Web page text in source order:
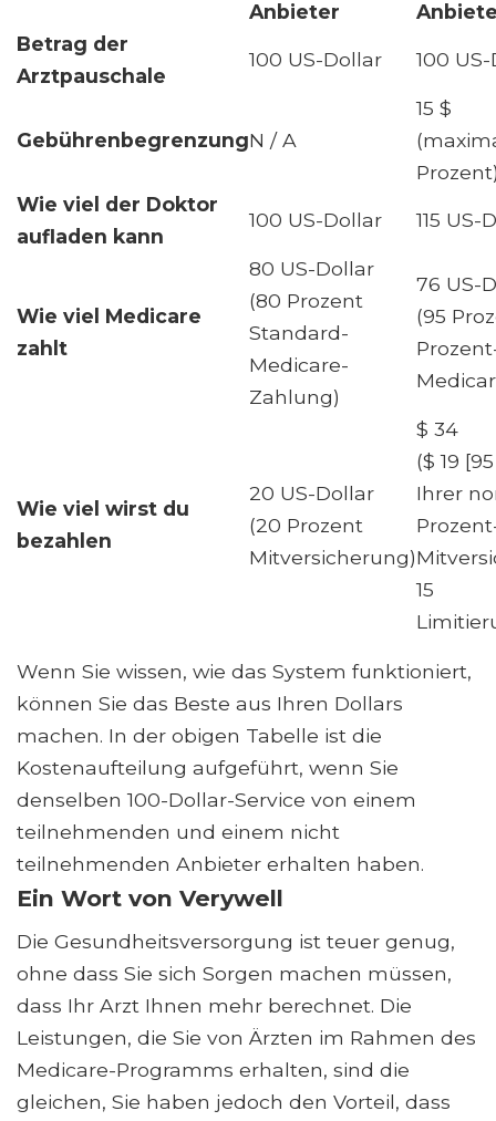
Anbieter
Betrag der
Arztpauschale
100 US-Dollar 100
GebührenbegrenzungN / A
15 $
Wie viel der Doktor
aufladen kann
100 US-Dollar 115 US-
Wie viel Medicare
zahlt
80 US-Dollar
(80 Prozent
Standard-
Medicare-
Zahlung)
76 US-
(95
Wie viel wirst du
bezahlen
20 US-Dollar
(20 Prozent
Mitversicherung)
$ 34
($ 19
Ihrer
15
Wenn Sie wissen, wie das System funktioniert,
können Sie das Beste aus Ihren Dollars
machen. In der obigen Tabelle ist die
Kostenaufteilung aufgeführt, wenn Sie
denselben 100-Dollar-Service von einem
teilnehmenden und einem nicht
teilnehmenden Anbieter erhalten haben.
Ein Wort von Verywell
Die Gesundheitsversorgung ist teuer genug,
ohne dass Sie sich Sorgen machen müssen,
dass Ihr Arzt Ihnen mehr berechnet. Die
Leistungen, die Sie von Ärzten im Rahmen des
Medicare-Programms erhalten, sind die
gleichen, Sie haben jedoch den Vorteil, dass